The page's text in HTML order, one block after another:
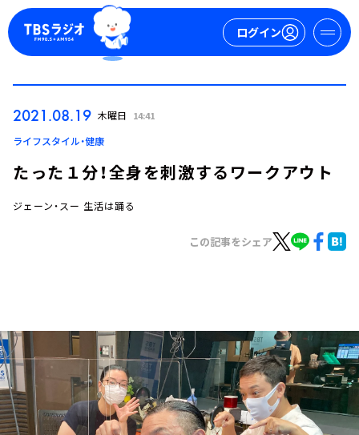
ログイン
ログイン
トピックス
TBS Podcast
お知らせ
イベント・グッズ
YouTube
会社情報
2021.08.19 木曜日 14:41
ライフスタイル・健康
たった１分！全身を刺激するワークアウト
ジェーン・スー 生活は踊る
この記事をシェア